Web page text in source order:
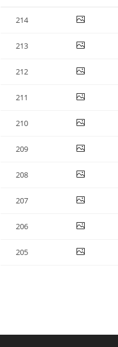
214
213
212
211
210
209
208
207
206
205